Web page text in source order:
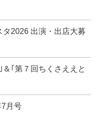
2026 出演・出店大募
｢第７回ちくさええと
月号